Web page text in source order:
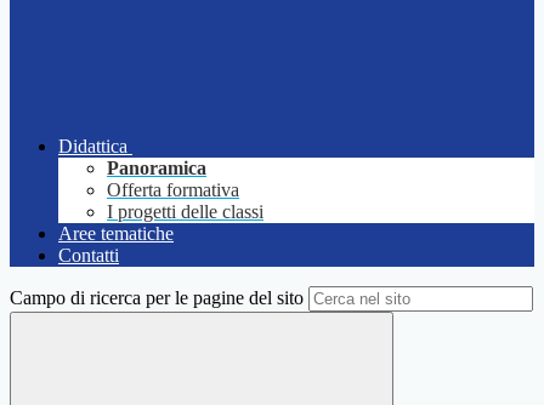
Didattica
Panoramica
Offerta formativa
I progetti delle classi
Aree tematiche
Contatti
Campo di ricerca per le pagine del sito